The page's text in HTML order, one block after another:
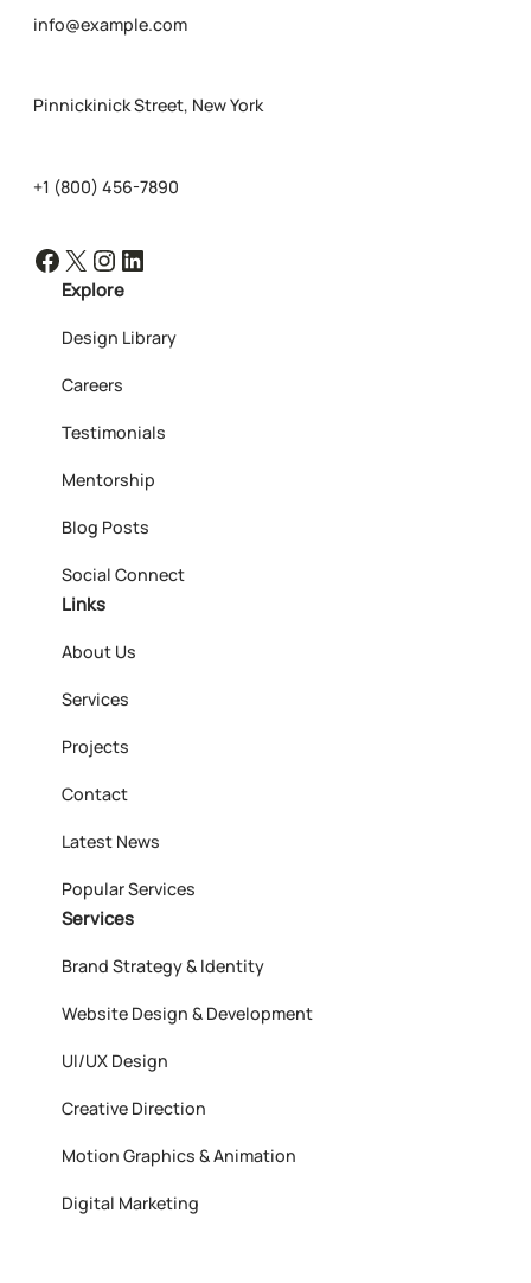
info@example.com
Pinnickinick Street, New York
+1 (800) 456-7890
Facebook X Instagram LinkedIn
Explore
Design Library
Careers
Testimonials
Mentorship
Blog Posts
Social Connect
Links
About Us
Services
Projects
Contact
Latest News
Popular Services
Services
Brand Strategy & Identity
Website Design & Development
UI/UX Design
Creative Direction
Motion Graphics & Animation
Digital Marketing